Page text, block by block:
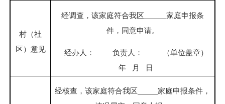
村（社
区）意见
经调查，该家庭符合我区
家庭申报条
件，同意申请。
经办人： 负责人：
（单位盖章）
年
月 日
经核查，该家庭符合我区
家庭申报条件，